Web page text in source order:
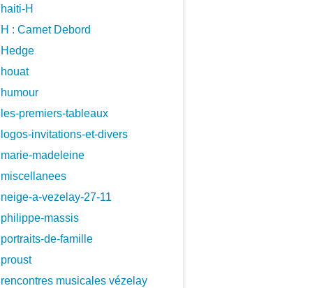
H
: Carnet Debord
premiers-tableaux
invitations-et-divers
madeleine
a-vezelay-27-11
massis
de-famille
musicales vézelay